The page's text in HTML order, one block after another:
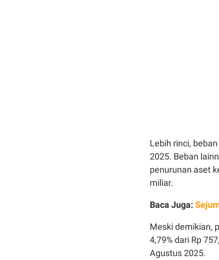
Lebih rinci,
2025. Beban
penurunan aset
miliar.
Baca Juga:
Meski demikian,
4,79% dari Rp
Agustus 2025.